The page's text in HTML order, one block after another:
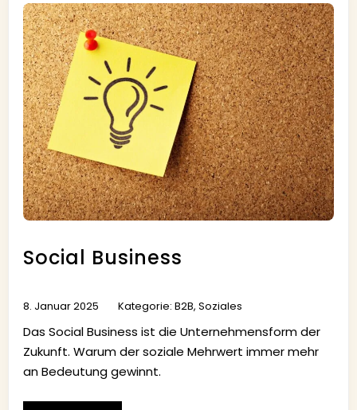
Social Business
8. Januar 2025 Kategorie: B2B, Soziales
Das Social Business ist die Unternehmensform der
Zukunft. Warum der soziale Mehrwert immer mehr
an Bedeutung gewinnt.